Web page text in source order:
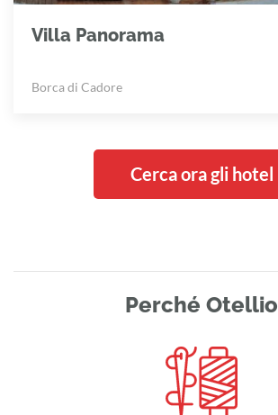
Villa Panorama
Borca di Cadore
Cerca ora gli hotel
Perché Otellio